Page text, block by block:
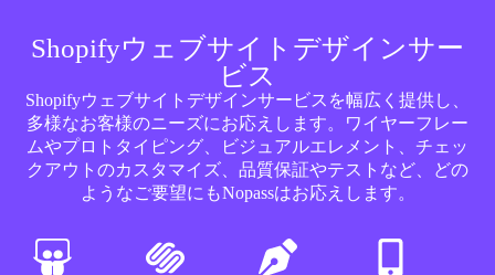
Shopifyウェブサイトデザインサー
ビス
Shopifyウェブサイトデザインサービスを幅広く提供し、
多様なお客様のニーズにお応えします。ワイヤーフレー
ムやプロトタイピング、ビジュアルエレメント、チェッ
クアウトのカスタマイズ、品質保証やテストなど、どの
ようなご要望にもNopassはお応えします。